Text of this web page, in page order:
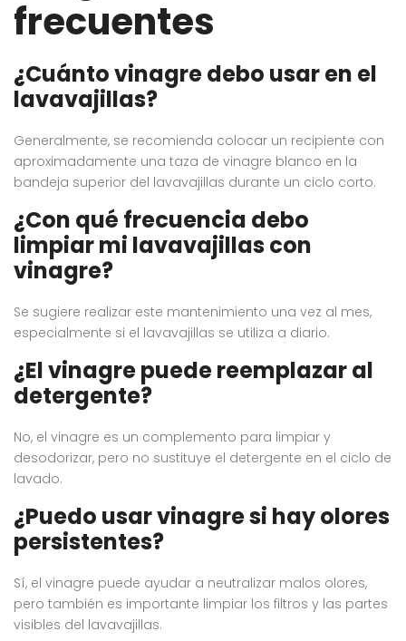
frecuentes
¿Cuánto vinagre debo usar en el
lavavajillas?
Generalmente, se recomienda colocar un recipiente con
aproximadamente una taza de vinagre blanco en la
bandeja superior del lavavajillas durante un ciclo corto.
¿Con qué frecuencia debo
limpiar mi lavavajillas con
vinagre?
Se sugiere realizar este mantenimiento una vez al mes,
especialmente si el lavavajillas se utiliza a diario.
¿El vinagre puede reemplazar al
detergente?
No, el vinagre es un complemento para limpiar y
desodorizar, pero no sustituye el detergente en el ciclo de
lavado.
¿Puedo usar vinagre si hay olores
persistentes?
Sí, el vinagre puede ayudar a neutralizar malos olores,
pero también es importante limpiar los filtros y las partes
visibles del lavavajillas.